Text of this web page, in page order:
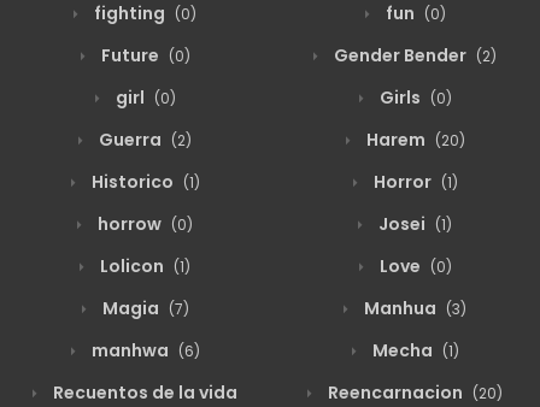
fighting (0) fun (0)
Future (0) Gender Bender (2)
girl (0) Girls (0)
Guerra (2) Harem (20)
Historico (1) Horror (1)
horrow (0) Josei (1)
Lolicon (1) Love (0)
Magia (7) Manhua (3)
manhwa (6) Mecha (1)
Recuentos de la vida Reencarnacion (20)